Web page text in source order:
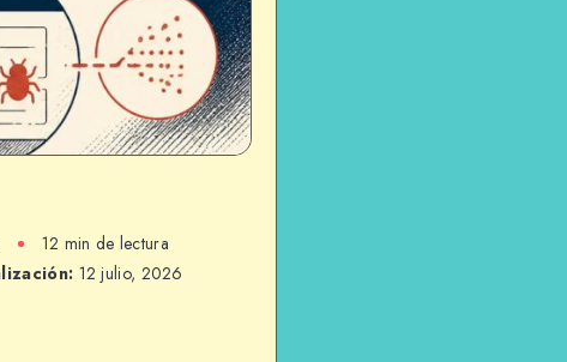
12 min de lectura
12 julio, 2026